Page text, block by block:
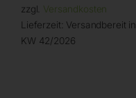
zzgl. Versandkosten
Lieferzeit: Versandbereit in
KW 42/2026